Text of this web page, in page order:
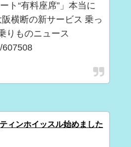
ト“有料座席”」本当に
横断の新サービス 乗っ
りものニュース
607508
ィンホイッスル始めました